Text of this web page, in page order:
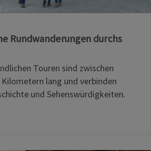
Rundwanderungen durchs
Touren sind zwischen
Kilometern lang und verbinden
und Sehenswürdigkeiten.